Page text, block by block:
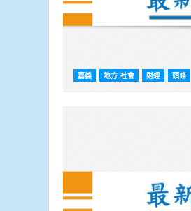
嘉義 地方.社會 財經 頭條